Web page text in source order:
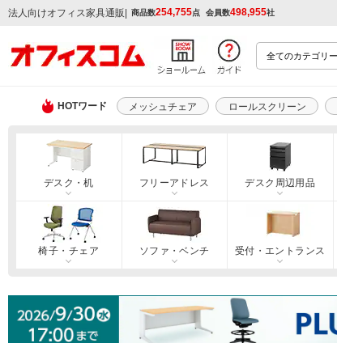
法人向けオフィス家具通販 | 商品数254,755点 会員数498,955社
HOTワード メッシュチェア ロールスクリーン
デスク・机 フリーアドレス デスク周辺用品
椅子・チェア ソファ・ベンチ 受付・エントランス